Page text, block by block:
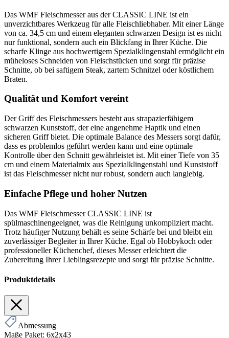
Das WMF Fleischmesser aus der CLASSIC LINE ist ein
unverzichtbares Werkzeug für alle Fleischliebhaber. Mit einer Länge
von ca. 34,5 cm und einem eleganten schwarzen Design ist es nicht
nur funktional, sondern auch ein Blickfang in Ihrer Küche. Die
scharfe Klinge aus hochwertigem Spezialklingenstahl ermöglicht ein
müheloses Schneiden von Fleischstücken und sorgt für präzise
Schnitte, ob bei saftigem Steak, zartem Schnitzel oder köstlichem
Braten.
Qualität und Komfort vereint
Der Griff des Fleischmessers besteht aus strapazierfähigem
schwarzen Kunststoff, der eine angenehme Haptik und einen
sicheren Griff bietet. Die optimale Balance des Messers sorgt dafür,
dass es problemlos geführt werden kann und eine optimale
Kontrolle über den Schnitt gewährleistet ist. Mit einer Tiefe von 35
cm und einem Materialmix aus Spezialklingenstahl und Kunststoff
ist das Fleischmesser nicht nur robust, sondern auch langlebig.
Einfache Pflege und hoher Nutzen
Das WMF Fleischmesser CLASSIC LINE ist
spülmaschinengeeignet, was die Reinigung unkompliziert macht.
Trotz häufiger Nutzung behält es seine Schärfe bei und bleibt ein
zuverlässiger Begleiter in Ihrer Küche. Egal ob Hobbykoch oder
professioneller Küchenchef, dieses Messer erleichtert die
Zubereitung Ihrer Lieblingsrezepte und sorgt für präzise Schnitte.
Produktdetails
Abmessung
Maße Paket: 6x2x43